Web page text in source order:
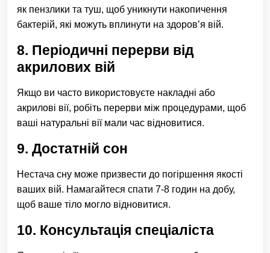
як пензлики та туш, щоб уникнути накопичення
бактерій, які можуть вплинути на здоров’я вій.
8. Періодичні перерви від
акрилових вій
Якщо ви часто використовуєте накладні або
акрилові вії, робіть перерви між процедурами, щоб
ваші натуральні вії мали час відновитися.
9. Достатній сон
Нестача сну може призвести до погіршення якості
ваших вій. Намагайтеся спати 7-8 годин на добу,
щоб ваше тіло могло відновитися.
10. Консультація спеціаліста